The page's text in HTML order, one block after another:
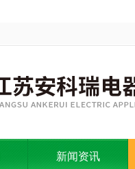
新闻资讯